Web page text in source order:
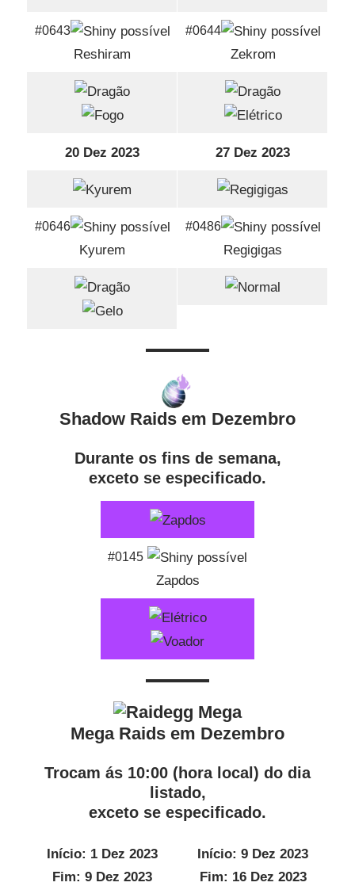
#0643
Reshiram
#0644
Zekrom
20 Dez 2023
#0646
Kyurem
27 Dez 2023
#0486
Regigigas
Shadow Raids em Dezembro
Durante os fins de semana,
exceto se especificado.
#0145
Zapdos
Mega Raids em Dezembro
Trocam ás 10:00 (hora local) do dia
listado,
exceto se especificado.
Início: 1 Dez 2023
Fim: 9 Dez 2023
Início: 9 Dez 2023
Fim: 16 Dez 2023